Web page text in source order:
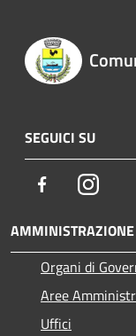
SEGUICI SU
Facebook
AMMINISTRAZIONE
Organi di
Aree
Uffici